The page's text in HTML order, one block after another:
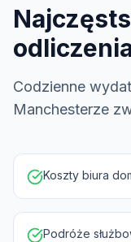
Codzienne
Manchesterze
Koszty biura
Podróże